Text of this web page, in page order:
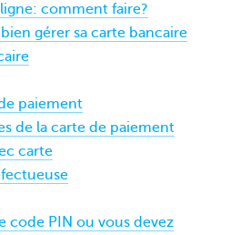
comment faire?
gérer sa carte bancaire
paiement
de la carte de paiement
carte
code PIN ou vous devez